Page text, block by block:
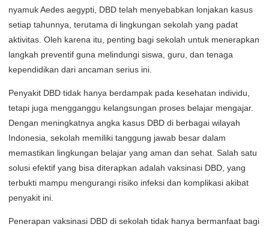
nyamuk Aedes aegypti, DBD telah menyebabkan lonjakan kasus
setiap tahunnya, terutama di lingkungan sekolah yang padat
aktivitas. Oleh karena itu, penting bagi sekolah untuk menerapkan
langkah preventif guna melindungi siswa, guru, dan tenaga
kependidikan dari ancaman serius ini.
Penyakit DBD tidak hanya berdampak pada kesehatan individu,
tetapi juga mengganggu kelangsungan proses belajar mengajar.
Dengan meningkatnya angka kasus DBD di berbagai wilayah
Indonesia, sekolah memiliki tanggung jawab besar dalam
memastikan lingkungan belajar yang aman dan sehat. Salah satu
solusi efektif yang bisa diterapkan adalah vaksinasi DBD, yang
terbukti mampu mengurangi risiko infeksi dan komplikasi akibat
penyakit ini.
Penerapan vaksinasi DBD di sekolah tidak hanya bermanfaat bagi